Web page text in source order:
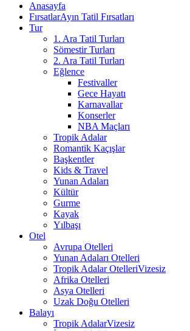
Anasayfa
FırsatlarAyın Tatil Fırsatları
Tur
1. Ara Tatil Turları
Sömestir Turları
2. Ara Tatil Turları
Eğlence
Festivaller
Gece Hayatı
Karnavallar
Konserler
NBA Maçları
Tropik Adalar
Romantik Kaçışlar
Başkentler
Kids & Travel
Yunan Adaları
Kültür
Gurme
Kayak
Yılbaşı
Otel
Avrupa Otelleri
Yunan Adaları Otelleri
Tropik Adalar OtelleriVizesiz
Afrika Otelleri
Asya Otelleri
Uzak Doğu Otelleri
Balayı
Tropik AdalarVizesiz